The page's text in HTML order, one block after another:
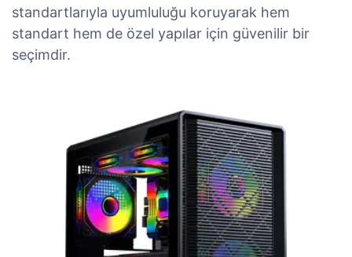
standartlarıyla uyumluluğu koruyarak hem
standart hem de özel yapılar için güvenilir bir
seçimdir.